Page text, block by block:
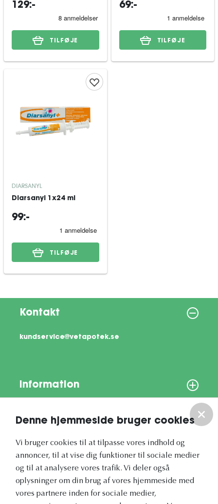
Denne hjemmeside bruger cookies
Vi bruger cookies til at tilpasse vores indhold og
annoncer, til at vise dig funktioner til sociale medier
og til at analysere vores trafik. Vi deler også
oplysninger om din brug af vores hjemmeside med
vores partnere inden for sociale medier,
129:-
TILFØJE
69:-
TILFØJE
DIARSANYL
Diarsanyl 1x24 ml
99:-
TILFØJE
Kontakt
kundservice@vetapotek.se
Information
Om os
Vores nyhedsbrev